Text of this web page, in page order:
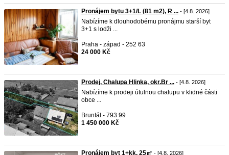
Pronájem bytu 3+1/L (81 m2), R ... - [4.8. 2026]
Nabízíme k dlouhodobému pronájmu starší byt
3+1 s lodži ...
Praha - západ - 252 63
24 000 Kč
Prodej, Chalupa Hlinka, okr.Br ... - [4.8. 2026]
Nabízíme k prodeji útulnou chalupu v klidné části
obce ...
Bruntál - 793 99
1 450 000 Kč
Pronájem byt 1+kk, 25㎡ - [4.8. 2026]